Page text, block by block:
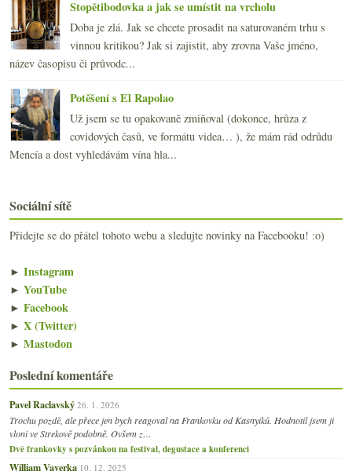
Stopětibodovka a jak se umístit na vrcholu
Doba je zlá. Jak se chcete prosadit na saturovaném trhu s
vinnou kritikou? Jak si zajistit, aby zrovna Vaše jméno,
název časopisu či průvodc...
Potěšení s El Rapolao
Už jsem se tu opakovaně zmiňoval (dokonce, hrůza z
covidových časů, ve formátu videa… ), že mám rád odrůdu
Mencía a dost vyhledávám vína hla...
Sociální sítě
Přidejte se do přátel tohoto webu a sledujte novinky na Facebooku! :o)
► Instagram
► YouTube
► Facebook
► X (Twitter)
► Mastodon
Poslední komentáře
Pavel Raclavský 26. 1. 2026
Trochu pozdě, ale přece jen bych reagoval na Frankovku od Kasnyiků. Hodnotil jsem ji
vloni ve Strekově podobně. Ovšem z…
Dvě frankovky s pozvánkou na festival, degustace a konferenci
William Vaverka 10. 12. 2025